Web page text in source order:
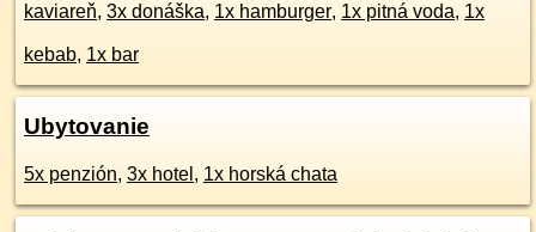
kaviareň, 3x donáška, 1x hamburger, 1x pitná voda, 1x
kebab, 1x bar
Ubytovanie
5x penzión, 3x hotel , 1x horská chata